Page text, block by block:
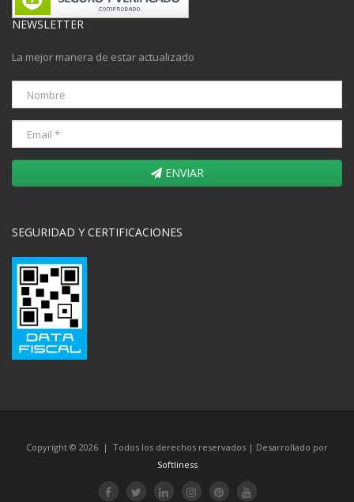
NEWSLETTER
La mejor manera de estar actualizado
ENVIAR
SEGURIDAD Y CERTIFICACIONES
Copyright © 2026 | Todos los derechos reservados | Desarrollado por
Softliness